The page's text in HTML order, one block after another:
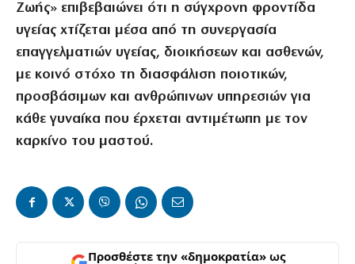
Ζωής» επιβεβαιώνει ότι η σύγχρονη φροντίδα
υγείας χτίζεται μέσα από τη συνεργασία
επαγγελματιών υγείας, διοικήσεων και ασθενών,
με κοινό στόχο τη διασφάλιση ποιοτικών,
προσβάσιμων και ανθρώπινων υπηρεσιών για
κάθε γυναίκα που έρχεται αντιμέτωπη με τον
καρκίνο του μαστού.
Προσθέστε την «δημοκρατία» ως